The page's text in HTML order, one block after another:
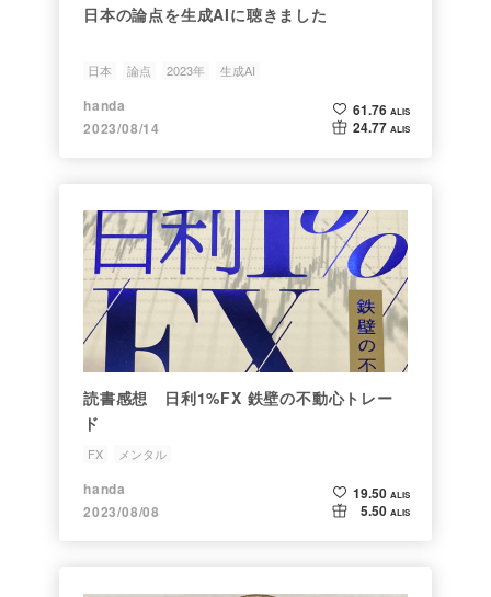
日本の論点を生成AIに聴きました
日本 論点 2023年 生成AI
handa
2023/08/14
61.76 ALIS
24.77 ALIS
読書感想 日利1%FX 鉄壁の不動心トレー
ド
FX メンタル
handa
2023/08/08
19.50 ALIS
5.50 ALIS